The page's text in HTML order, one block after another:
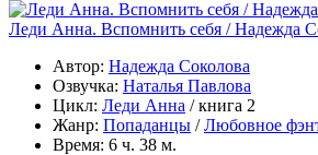
Леди Анна. Вспомнить себя / Надежда
Автор: Надежда Соколова
Озвучка: Наталья Павлова
Цикл: Леди Анна / книга 2
Жанр: Попаданцы /Любовное
Время: 6 ч. 38 м.